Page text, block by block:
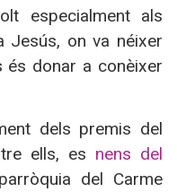
especialment als
Jesús, on va néixer
és donar a conèixer
dels premis del
ells, es nens del
del Carme